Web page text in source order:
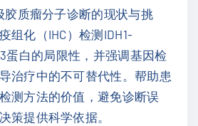
质瘤分子诊断的现状与挑
组化（IHC）检测IDH1-
蛋白的局限性，并强调基因检
治疗中的不可替代性。帮助患
测方法的价值，避免诊断误
策提供科学依据。